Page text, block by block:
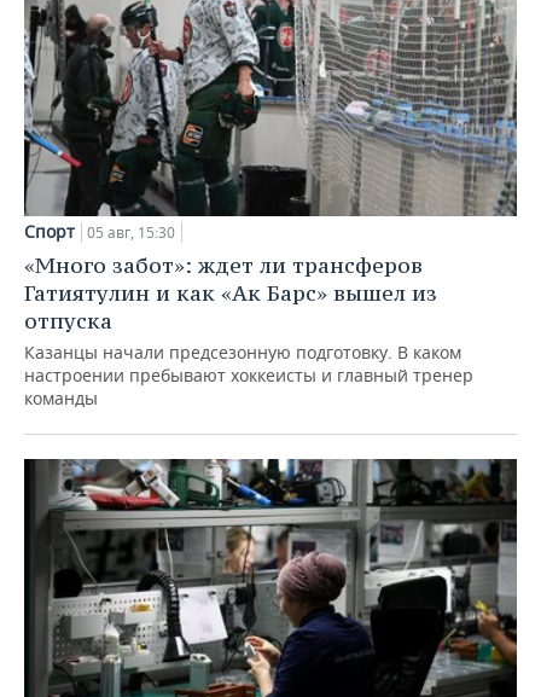
Спорт 05 авг, 15:30
«Много забот»: ждет ли трансферов
Гатиятулин и как «Ак Барс» вышел из
отпуска
Казанцы начали предсезонную подготовку. В каком
настроении пребывают хоккеисты и главный тренер
команды